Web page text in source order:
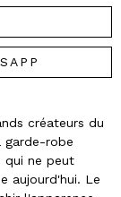
créateurs du
garde-robe
qui ne peut
aujourd'hui. Le